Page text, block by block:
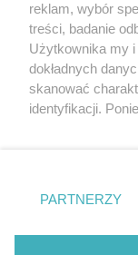
3 / 10
MPGK
Nie zapomnij
zapoznać się z:
Twojemiasto
Piekary Śląskie
Chorzów
Tarnowskie Góry
Gliwice
reklam, wybór
treści, badanie
Użytkownika my
dokładnych
skanować
identyfikacji.
prywatności
. Niektóre
zgody
takiemu
PARTNERZY